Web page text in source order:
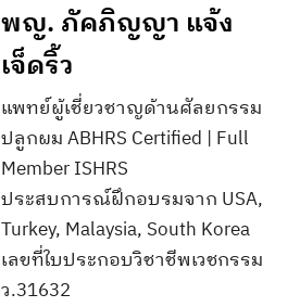
พญ. ภัคภิญญา แจ้ง
เจ็ดริ้ว
แพทย์ผู้เชี่ยวชาญด้านศัลยกรรม
ปลูกผม ABHRS Certified | Full
Member ISHRS
ประสบการณ์ฝึกอบรมจาก USA,
Turkey, Malaysia, South Korea
เลขที่ใบประกอบวิชาชีพเวชกรรม
ว.31632